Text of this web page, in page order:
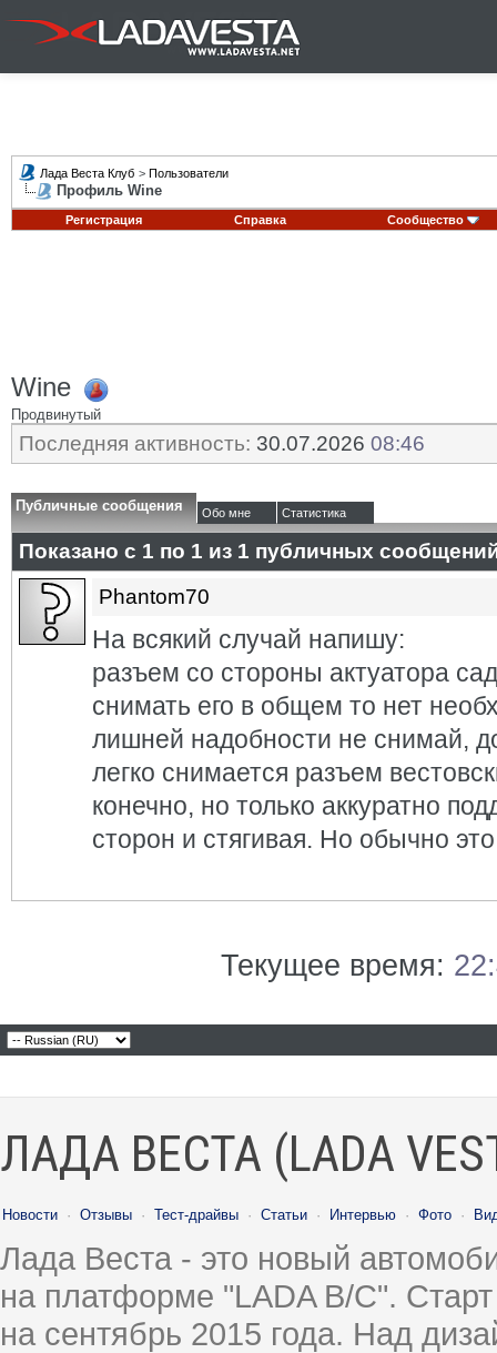
Лада Веста Клуб > Пользователи
Профиль Wine
Регистрация Справка Сообщество
Wine
Продвинутый
Последняя активность: 30.07.2026 08:46
Публичные сообщения Обо мне Статистика
Показано с 1 по 1 из 1 публичных
Phantom70
На всякий случай напишу:
разъем со стороны актуатора
снимать его в общем то нет
лишней надобности не снимай,
легко снимается разъем
конечно, но только аккуратно
сторон и стягивая. Но обычно
Текущее время:
ЛАДА ВЕСТА (LADA
Новости · Отзывы · Тест-драйвы · Статьи · Интервью · Фото ·
Лада Веста - это новый
на платформе "LADA B/C".
на сентябрь 2015 года. Над